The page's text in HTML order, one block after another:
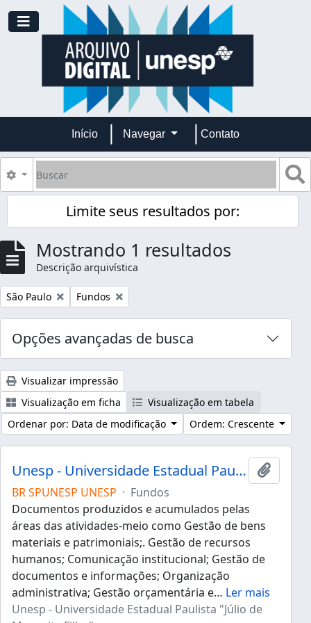
Skip to main content
Toggle navigation
Início Navegar Contato
Buscar
Opções de busca
Limite seus resultados por:
Mostrando 1 resultados
Descrição arquivística
Remover filtro:
São Paulo Remover filtro:
Fundos
Opções avançadas de busca
Visualizar impressão
Visualização em ficha
Visualização em tabela
Ordenar por: Data de modificação
Ordem: Crescente
Unesp - Universidade Estadual Paulista "Júlio de Mesquita Filho"
BR SPUNESP UNESP · Fundos
Documentos produzidos e acumulados pelas
áreas das atividades-meio como Gestão de bens
materiais e patrimoniais;. Gestão de recursos
humanos; Comunicação institucional; Gestão de
documentos e informações; Organização
administrativa; Gestão orçamentária e… Ler mais
Unesp - Universidade Estadual Paulista "Júlio de